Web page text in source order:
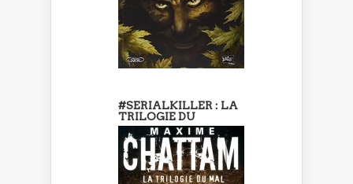
#SERIALKILLER : LA
TRILOGIE DU